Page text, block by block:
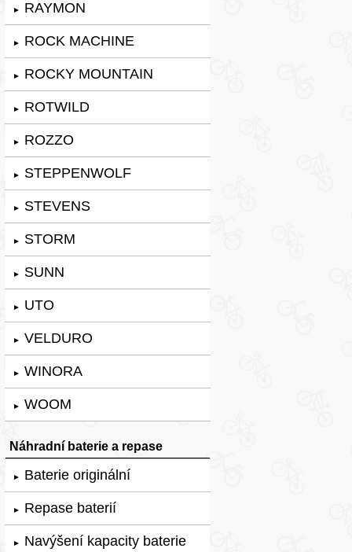
► RAYMON
► ROCK MACHINE
► ROCKY MOUNTAIN
► ROTWILD
► ROZZO
► STEPPENWOLF
► STEVENS
► STORM
► SUNN
► UTO
► VELDURO
► WINORA
► WOOM
Náhradní baterie a repase
► Baterie originální
► Repase baterií
► Navýšení kapacity baterie